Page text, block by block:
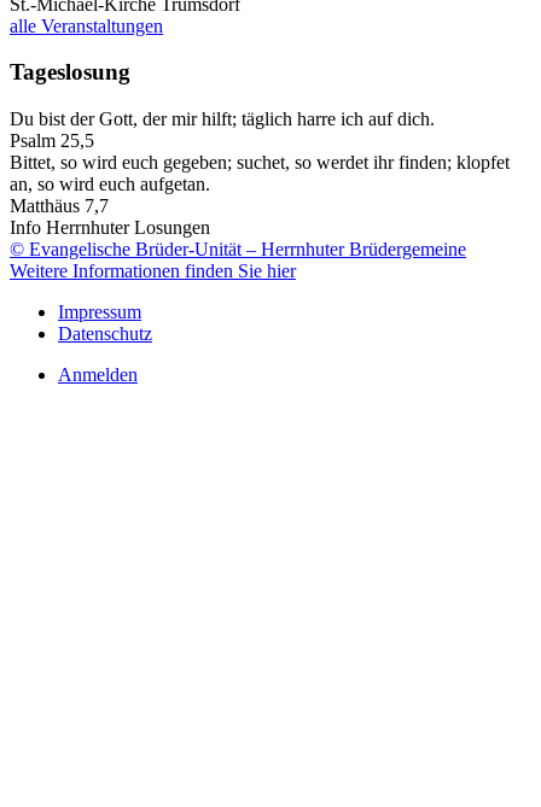
alle Veranstaltungen
Tageslosung
Du bist der Gott, der mir hilft; täglich harre ich auf dich.
Psalm 25,5
Bittet, so wird euch gegeben; suchet, so werdet ihr finden; klopfet
an, so wird euch aufgetan.
Matthäus 7,7
Info Herrnhuter Losungen
© Evangelische Brüder-Unität – Herrnhuter Brüdergemeine
Weitere Informationen finden Sie hier
Impressum
Datenschutz
Anmelden